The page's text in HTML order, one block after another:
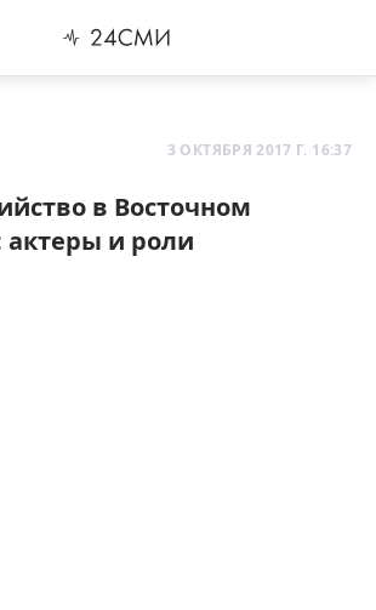
3 ОКТЯБРЯ 2017 Г. 16:37
в Восточном
актеры и роли